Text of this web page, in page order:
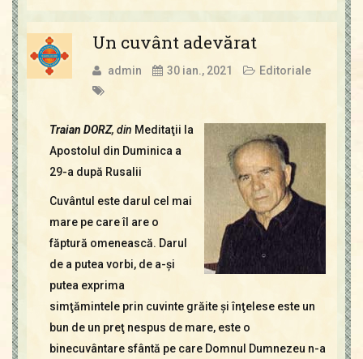
Un cuvânt adevărat
admin 30 ian., 2021 Editoriale
Traian DORZ, din Meditaţii la
Apostolul din Duminica a
29-a după Rusalii
Cuvântul este darul cel mai
mare pe care îl are o
făptură omenească. Darul
de a putea vorbi, de a-şi
putea exprima
simţămintele prin cuvinte grăite şi înţelese este un
bun de un preţ nespus de mare, este o
binecuvântare sfântă pe care Domnul Dumnezeu n-a